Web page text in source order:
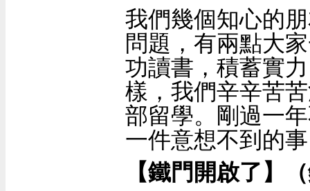
我們幾個知心的
問題，有兩點大
功讀書，積蓄實
樣，我們辛辛苦
部留學。剛過一
一件意想不到的
【鐵門開啟了】
（